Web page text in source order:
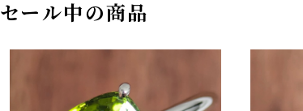
セール中の商品